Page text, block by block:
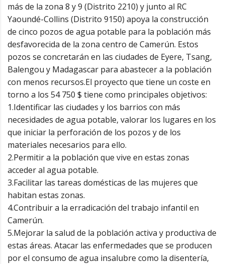
más de la zona 8 y 9 (Distrito 2210) y junto al RC
Yaoundé-Collins (Distrito 9150) apoya la construcción
de cinco pozos de agua potable para la población más
desfavorecida de la zona centro de Camerún. Estos
pozos se concretarán en las ciudades de Eyere, Tsang,
Balengou y Madagascar para abastecer a la población
con menos recursos.El proyecto que tiene un coste en
torno a los 54 750 $ tiene como principales objetivos:
1.Identificar las ciudades y los barrios con más
necesidades de agua potable, valorar los lugares en los
que iniciar la perforación de los pozos y de los
materiales necesarios para ello.
2.Permitir a la población que vive en estas zonas
acceder al agua potable.
3.Facilitar las tareas domésticas de las mujeres que
habitan estas zonas.
4.Contribuir a la erradicación del trabajo infantil en
Camerún.
5.Mejorar la salud de la población activa y productiva de
estas áreas. Atacar las enfermedades que se producen
por el consumo de agua insalubre como la disentería,